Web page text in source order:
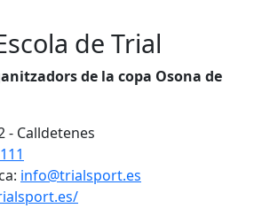
de Trial
de la copa Osona de
- Calldetenes
info@trialsport.es